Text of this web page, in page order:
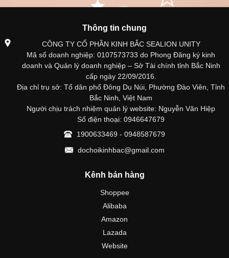
Thông tin chung
CÔNG TY CỔ PHẦN KINH BẮC SEALION UNITY
Mã số doanh nghiệp: 0107573733 do Phong Đăng ký kinh
doanh và Quản lý doanh nghiệp – Sở Tài chính tỉnh Bắc Ninh
cấp ngày 22/09/2016.
Địa chỉ trụ sở: Tổ dân phố Đông Du Núi, Phường Đào Viên, Tỉnh
Bắc Ninh, Việt Nam
Người chịu trách nhiệm quản lý website: Nguyễn Văn Hiệp
Số điện thoại: 0946647679
1900633469 - 0948587679
dochoikinhbac@gmail.com
Kênh bán hàng
Shoppee
Alibaba
Amazon
Lazada
Website